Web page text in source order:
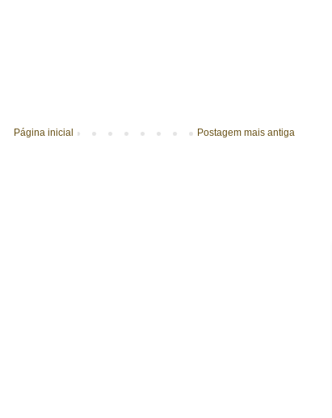
Postagem mais antiga
Página inicial